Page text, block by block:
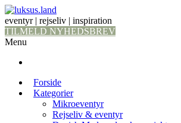
eventyr | rejseliv | inspiration
TILMELD NYHEDSBREV
Menu
Forside
Kategorier
Mikroeventyr
Rejseliv & eventyr